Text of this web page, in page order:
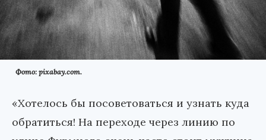
Фото: pixabay.com.
«Хотелось бы посоветоваться и узнать куда
обратиться! На переходе через линию по